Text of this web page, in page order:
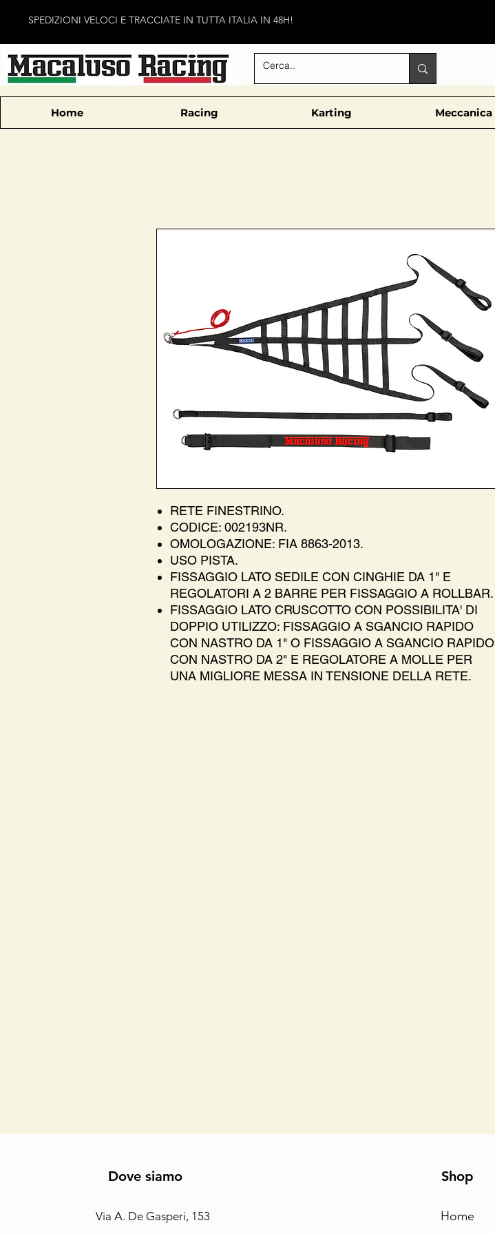
SPEDIZIONI VELOCI E TRACCIATE IN TUTTA ITALIA IN 48H!
Home Racing Karting Meccanica
RETE FINESTRINO.
CODICE: 002193NR.
OMOLOGAZIONE: FIA 8863-2013.
USO PISTA.
FISSAGGIO LATO SEDILE CON CINGHIE DA 1" E
REGOLATORI A 2 BARRE PER FISSAGGIO A ROLLBAR.
FISSAGGIO LATO CRUSCOTTO CON POSSIBILITA' DI
DOPPIO UTILIZZO: FISSAGGIO A SGANCIO RAPIDO
CON NASTRO DA 1" O FISSAGGIO A SGANCIO RAPIDO
CON NASTRO DA 2" E REGOLATORE A MOLLE PER
UNA MIGLIORE MESSA IN TENSIONE DELLA RETE.
Dove siamo
Via A. De Gasperi, 153
Shop
Home